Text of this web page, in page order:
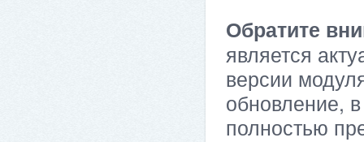
Обратите
является
версии
обновление,
полностью